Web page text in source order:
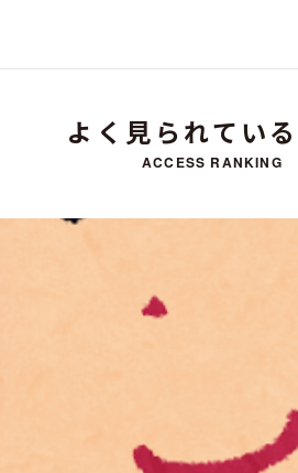
よく見られてい
ACCESS RANKING